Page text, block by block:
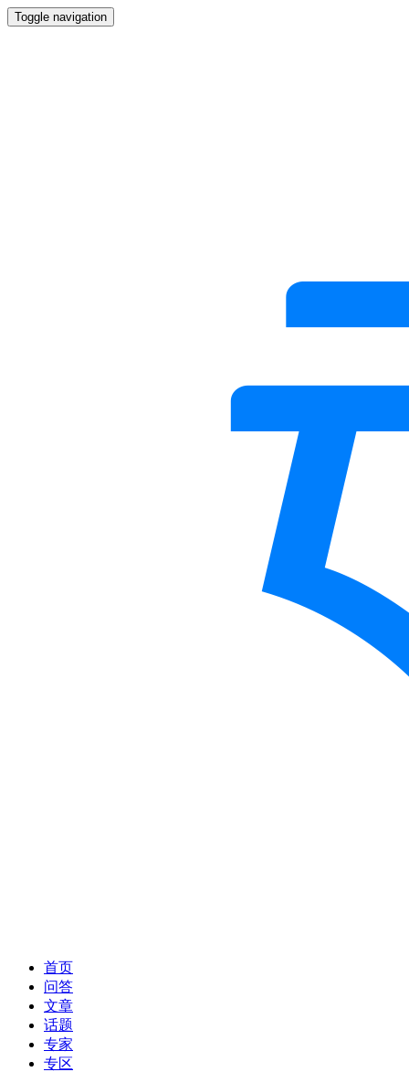
Toggle navigation
首页
问答
文章
话题
专家
专区